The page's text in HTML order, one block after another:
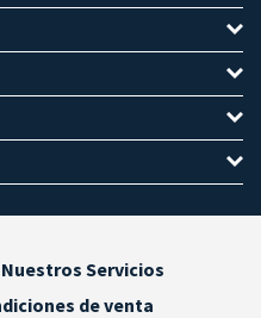
Nuestros Servicios
de venta